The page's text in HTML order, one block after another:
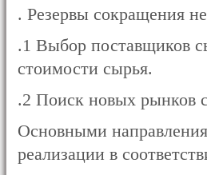
. Резервы сокращения
.1 Выбор поставщиков
стоимости сырья.
.2 Поиск новых рынков
Основными
реализации в